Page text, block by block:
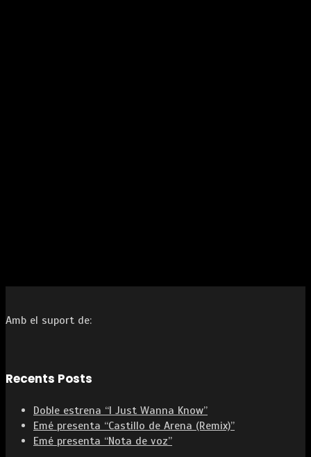
Amb el suport de:
Recents Posts
Doble estrena “I Just Wanna Know”
Emé presenta “Castillo de Arena (Remix)”
Emé presenta “Nota de voz”